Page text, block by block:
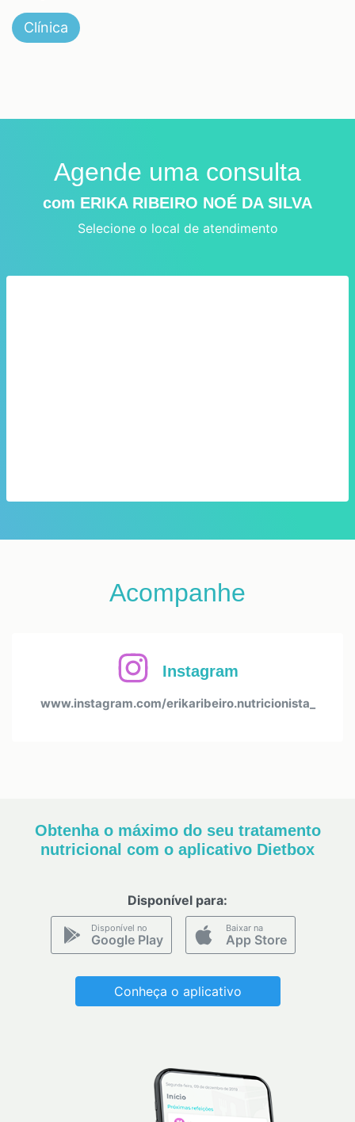
Clínica
Agende uma consulta
com ERIKA RIBEIRO NOÉ DA SILVA
Selecione o local de atendimento
Acompanhe
Instagram
www.instagram.com/erikaribeiro.nutricionista_
Obtenha o máximo do seu tratamento
nutricional com o aplicativo Dietbox
Disponível para:
Disponível no
Google Play
Baixar na
App Store
Conheça o aplicativo